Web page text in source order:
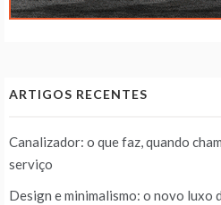
ARTIGOS RECENTES
Canalizador: o que faz, quando
serviço
Design e minimalismo: o novo luxo